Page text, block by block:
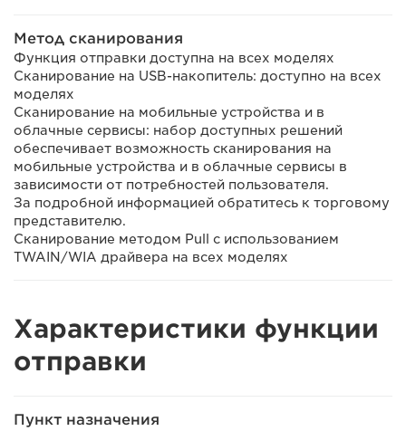
Метод сканирования
Функция отправки доступна на всех моделях
Сканирование на USB-накопитель: доступно на всех
моделях
Сканирование на мобильные устройства и в
облачные сервисы: набор доступных решений
обеспечивает возможность сканирования на
мобильные устройства и в облачные сервисы в
зависимости от потребностей пользователя.
За подробной информацией обратитесь к торговому
представителю.
Сканирование методом Pull с использованием
TWAIN/WIA драйвера на всех моделях
Характеристики функции
отправки
Пункт назначения